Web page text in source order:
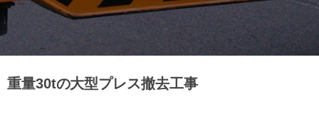
重量30tの大型プレス撤去工事